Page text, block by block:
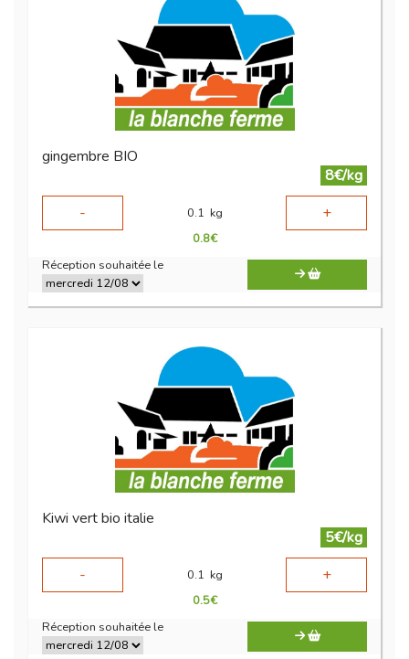
gingembre BIO
8€/kg
-
0.1 kg +
0.8€
Réception souhaitée le
Kiwi vert bio italie
5€/kg
-
0.1 kg +
0.5€
Réception souhaitée le